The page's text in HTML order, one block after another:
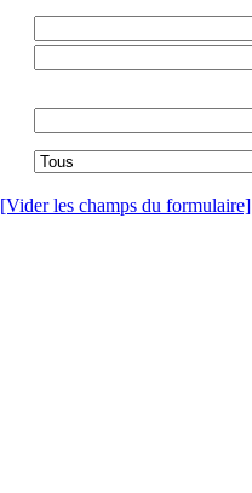
[Vider les champs du formulaire]